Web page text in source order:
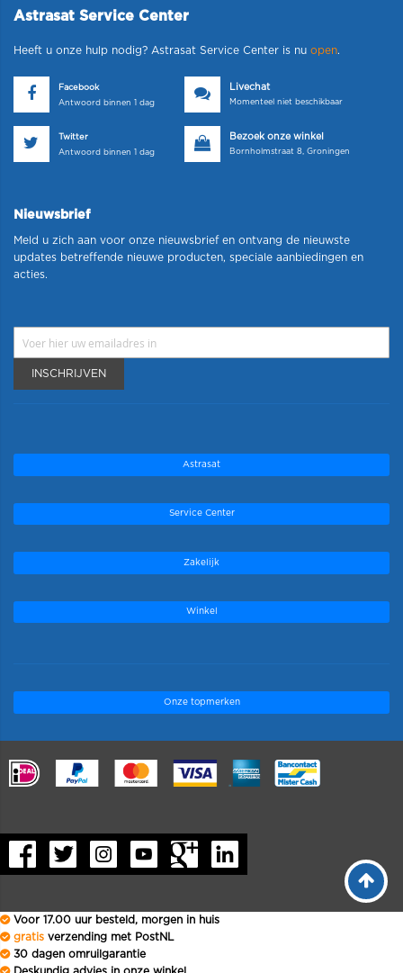
Astrasat Service Center
Heeft u onze hulp nodig? Astrasat Service Center is nu open.
Facebook
Antwoord binnen 1 dag
Livechat
Momenteel niet beschikbaar
Twitter
Antwoord binnen 1 dag
Bezoek onze winkel
Bornholmstraat 8, Groningen
Nieuwsbrief
Meld u zich aan voor onze nieuwsbrief en ontvang de nieuwste
updates betreffende nieuwe producten, speciale aanbiedingen en
acties.
INSCHRIJVEN
Astrasat
Service Center
Zakelijk
Winkel
Onze topmerken
.
Voor 17.00 uur besteld, morgen in huis
gratis verzending met PostNL
30 dagen omruilgarantie
Deskundig advies in onze winkel